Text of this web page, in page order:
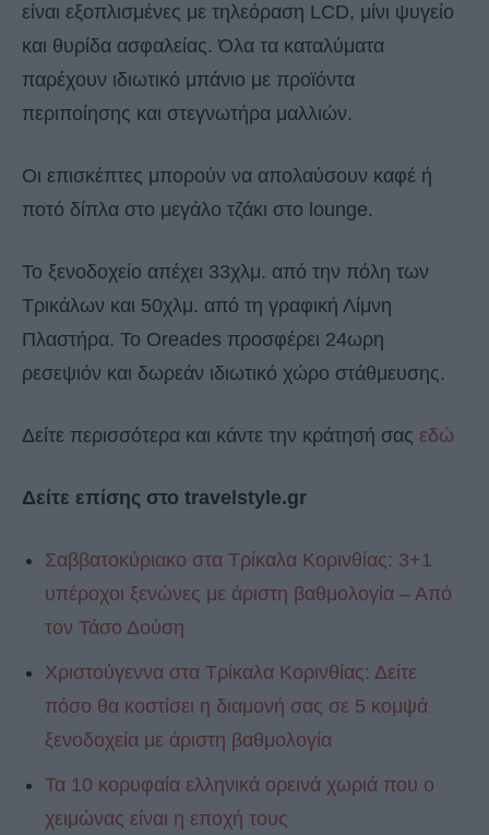
είναι εξοπλισμένες με τηλεόραση LCD, μίνι ψυγείο
και θυρίδα ασφαλείας. Όλα τα καταλύματα
παρέχουν ιδιωτικό μπάνιο με προϊόντα
περιποίησης και στεγνωτήρα μαλλιών.
Οι επισκέπτες μπορούν να απολαύσουν καφέ ή
ποτό δίπλα στο μεγάλο τζάκι στο lounge.
Το ξενοδοχείο απέχει 33χλμ. από την πόλη των
Τρικάλων και 50χλμ. από τη γραφική Λίμνη
Πλαστήρα. Το Oreades προσφέρει 24ωρη
ρεσεψιόν και δωρεάν ιδιωτικό χώρο στάθμευσης.
Δείτε περισσότερα και κάντε την κράτησή σας εδώ
Δείτε επίσης στο travelstyle.gr
Σαββατοκύριακο στα Τρίκαλα Κορινθίας: 3+1
υπέροχοι ξενώνες με άριστη βαθμολογία – Από
τον Τάσο Δούση
Χριστούγεννα στα Τρίκαλα Κορινθίας: Δείτε
πόσο θα κοστίσει η διαμονή σας σε 5 κομψά
ξενοδοχεία με άριστη βαθμολογία
Τα 10 κορυφαία ελληνικά ορεινά χωριά που ο
χειμώνας είναι η εποχή τους